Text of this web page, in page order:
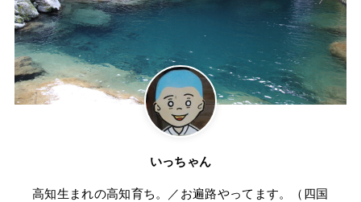
いっちゃん
高知生まれの高知育ち。／お遍路やってます。（四国